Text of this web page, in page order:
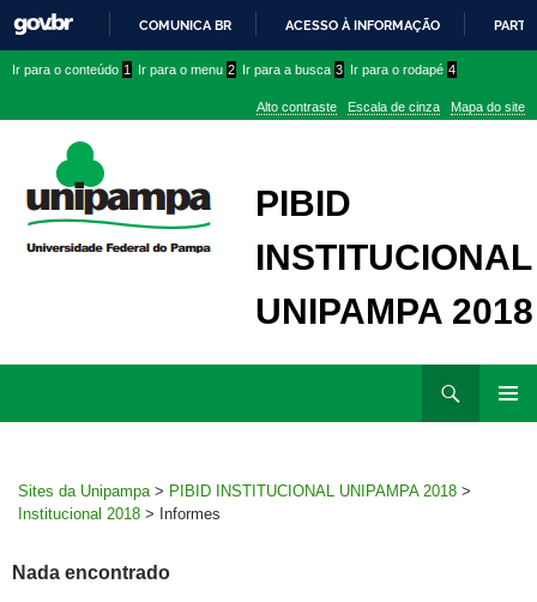
PARA
CONTEÚDO
COMUNICA BR ACESSO À INFORMAÇÃO
conteúdo
menu
superior
menu
Ir para o conteúdo 1 Ir para o menu 2 Ir para a busca 3 Ir para o rodapé 4
Alto contraste Escala de cinza Mapa do site
PIBID
INSTITUCIONAL
UNIPAMPA 2018
Sites da Unipampa > PIBID INSTITUCIONAL UNIPAMPA 2018 >
Institucional 2018 > Informes
Nada encontrado